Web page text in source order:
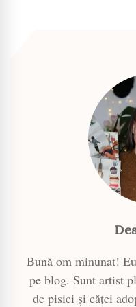
Bună om minunat!
pe blog. Sunt artist
de pisici și căței